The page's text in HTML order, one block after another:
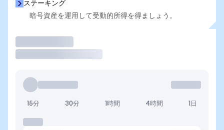
ステーキング
暗号資産を運用して受動的所得を得ましょう。
15分 30分 1時間 4時間 1日